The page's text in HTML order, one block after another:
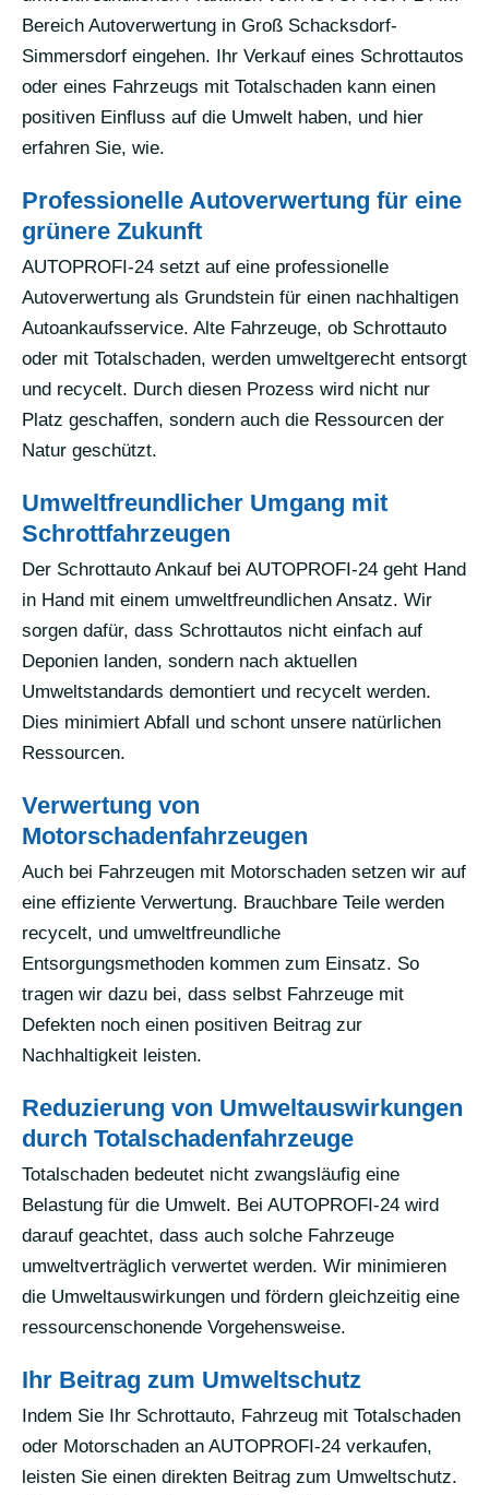
Bereich Autoverwertung in Groß Schacksdorf-
Simmersdorf eingehen. Ihr Verkauf eines Schrottautos
oder eines Fahrzeugs mit Totalschaden kann einen
positiven Einfluss auf die Umwelt haben, und hier
erfahren Sie, wie.
Professionelle Autoverwertung für eine
grünere Zukunft
AUTOPROFI-24 setzt auf eine professionelle
Autoverwertung als Grundstein für einen nachhaltigen
Autoankaufsservice. Alte Fahrzeuge, ob Schrottauto
oder mit Totalschaden, werden umweltgerecht entsorgt
und recycelt. Durch diesen Prozess wird nicht nur
Platz geschaffen, sondern auch die Ressourcen der
Natur geschützt.
Umweltfreundlicher Umgang mit
Schrottfahrzeugen
Der Schrottauto Ankauf bei AUTOPROFI-24 geht Hand
in Hand mit einem umweltfreundlichen Ansatz. Wir
sorgen dafür, dass Schrottautos nicht einfach auf
Deponien landen, sondern nach aktuellen
Umweltstandards demontiert und recycelt werden.
Dies minimiert Abfall und schont unsere natürlichen
Ressourcen.
Verwertung von
Motorschadenfahrzeugen
Auch bei Fahrzeugen mit Motorschaden setzen wir auf
eine effiziente Verwertung. Brauchbare Teile werden
recycelt, und umweltfreundliche
Entsorgungsmethoden kommen zum Einsatz. So
tragen wir dazu bei, dass selbst Fahrzeuge mit
Defekten noch einen positiven Beitrag zur
Nachhaltigkeit leisten.
Reduzierung von Umweltauswirkungen
durch Totalschadenfahrzeuge
Totalschaden bedeutet nicht zwangsläufig eine
Belastung für die Umwelt. Bei AUTOPROFI-24 wird
darauf geachtet, dass auch solche Fahrzeuge
umweltverträglich verwertet werden. Wir minimieren
die Umweltauswirkungen und fördern gleichzeitig eine
ressourcenschonende Vorgehensweise.
Ihr Beitrag zum Umweltschutz
Indem Sie Ihr Schrottauto, Fahrzeug mit Totalschaden
oder Motorschaden an AUTOPROFI-24 verkaufen,
leisten Sie einen direkten Beitrag zum Umweltschutz.